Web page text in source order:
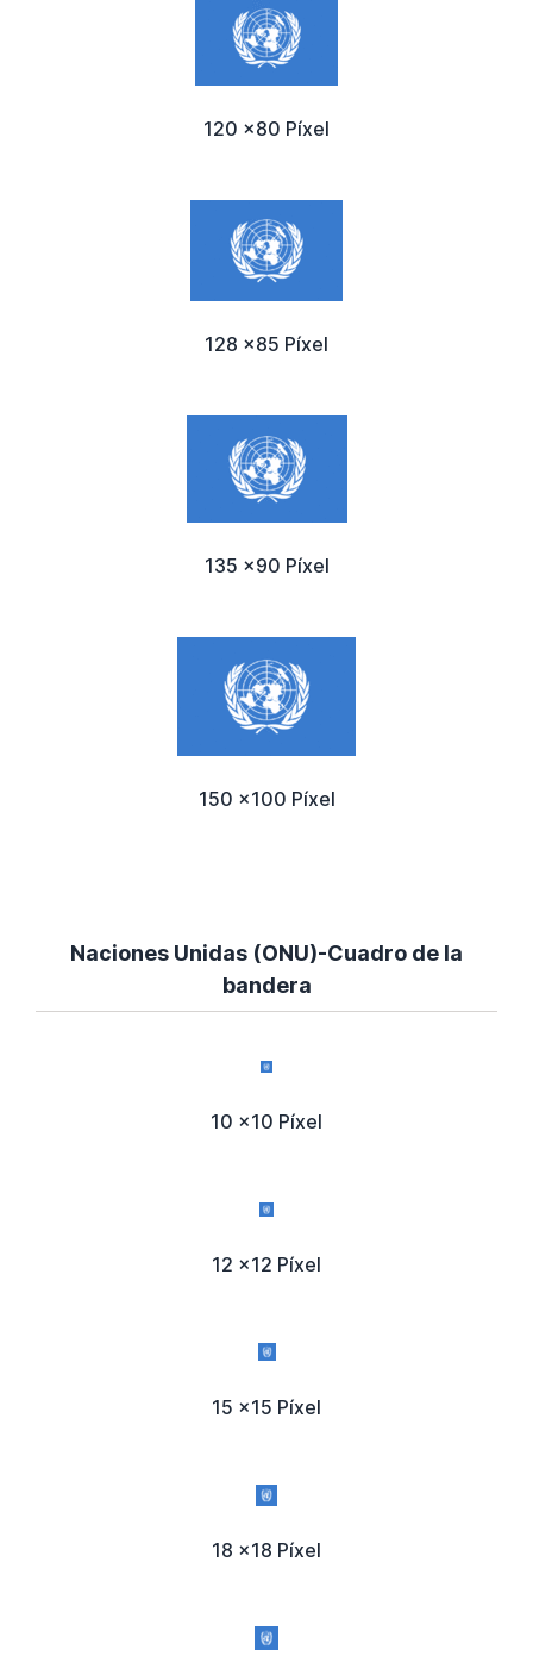
120 x80 Píxel
128 x85 Píxel
135 x90 Píxel
150 x100 Píxel
Naciones Unidas (ONU)-Cuadro de la
bandera
10 x10 Píxel
12 x12 Píxel
15 x15 Píxel
18 x18 Píxel